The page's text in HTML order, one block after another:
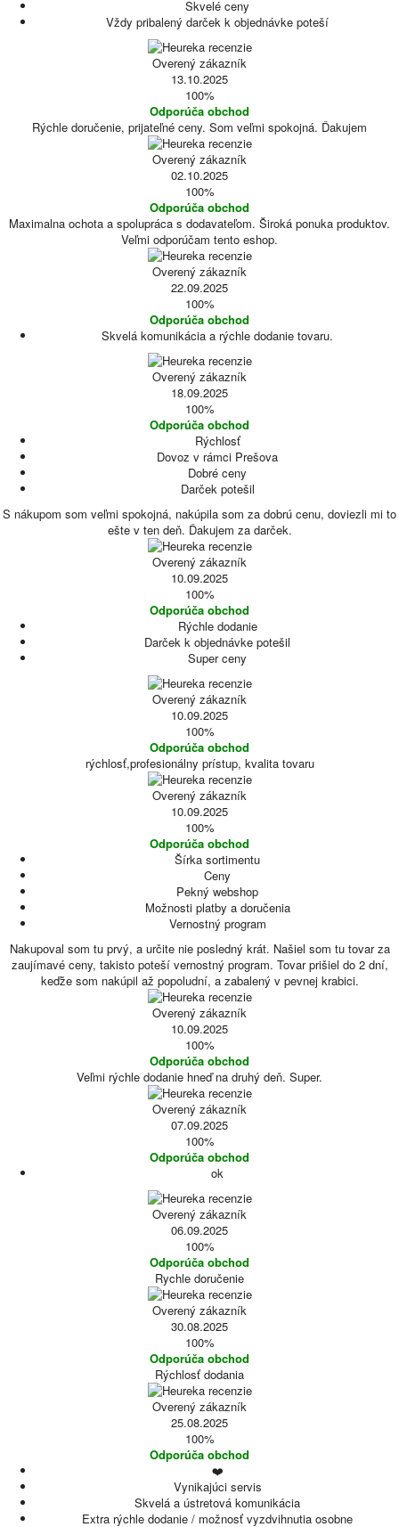
Skvelé ceny
Vždy pribalený darček k objednávke poteší
Overený zákazník
13.10.2025
100%
Odporúča obchod
Rýchle doručenie, prijateľné ceny. Som veľmi spokojná. Ďakujem
Overený zákazník
02.10.2025
100%
Odporúča obchod
Maximalna ochota a spolupráca s dodavateľom. Široká ponuka produktov.
Veľmi odporúčam tento eshop.
Overený zákazník
22.09.2025
100%
Odporúča obchod
Skvelá komunikácia a rýchle dodanie tovaru.
Overený zákazník
18.09.2025
100%
Odporúča obchod
Rýchlosť
Dovoz v rámci Prešova
Dobré ceny
Darček potešil
S nákupom som veľmi spokojná, nakúpila som za dobrú cenu, doviezli mi to
ešte v ten deň. Ďakujem za darček.
Overený zákazník
10.09.2025
100%
Odporúča obchod
Rýchle dodanie
Darček k objednávke potešil
Super ceny
Overený zákazník
10.09.2025
100%
Odporúča obchod
rýchlosť,profesionálny prístup, kvalita tovaru
Overený zákazník
10.09.2025
100%
Odporúča obchod
Šírka sortimentu
Ceny
Pekný webshop
Možnosti platby a doručenia
Vernostný program
Nakupoval som tu prvý, a určite nie posledný krát. Našiel som tu tovar za
zaujímavé ceny, takisto poteší vernostný program. Tovar prišiel do 2 dní,
keďže som nakúpil až popoludní, a zabalený v pevnej krabici.
Overený zákazník
10.09.2025
100%
Odporúča obchod
Veľmi rýchle dodanie hneď na druhý deň. Super.
Overený zákazník
07.09.2025
100%
Odporúča obchod
ok
Overený zákazník
06.09.2025
100%
Odporúča obchod
Rychle doručenie
Overený zákazník
30.08.2025
100%
Odporúča obchod
Rýchlosť dodania
Overený zákazník
25.08.2025
100%
Odporúča obchod
❤️
Vynikajúci servis
Skvelá a ústretová komunikácia
Extra rýchle dodanie / možnosť vyzdvihnutia osobne